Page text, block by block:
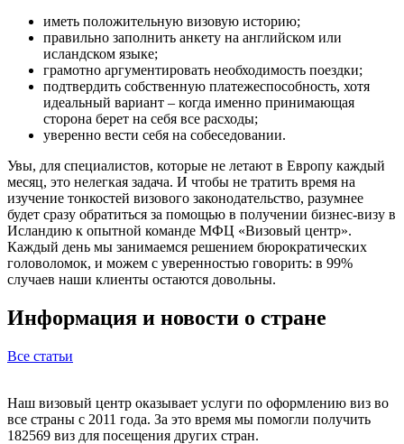
иметь положительную визовую историю;
правильно заполнить анкету на английском или
исландском языке;
грамотно аргументировать необходимость поездки;
подтвердить собственную платежеспособность, хотя
идеальный вариант – когда именно принимающая
сторона берет на себя все расходы;
уверенно вести себя на собеседовании.
Увы, для специалистов, которые не летают в Европу каждый
месяц, это нелегкая задача. И чтобы не тратить время на
изучение тонкостей визового законодательство, разумнее
будет сразу обратиться за помощью в получении бизнес-визу в
Исландию к опытной команде МФЦ «Визовый центр».
Каждый день мы занимаемся решением бюрократических
головоломок, и можем с уверенностью говорить: в 99%
случаев наши клиенты остаются довольны.
Информация и новости о стране
Все статьи
Наш визовый центр оказывает услуги по оформлению виз во
все страны с 2011 года. За это время мы помогли получить
182569 виз для посещения других стран.